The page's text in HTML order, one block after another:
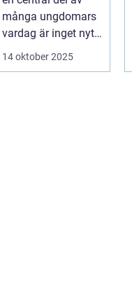
många ungdomars
vardag är inget nytt
– men ...
14 oktober 2025